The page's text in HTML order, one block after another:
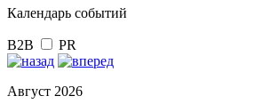
Календарь событий
B2B PR
Август 2026